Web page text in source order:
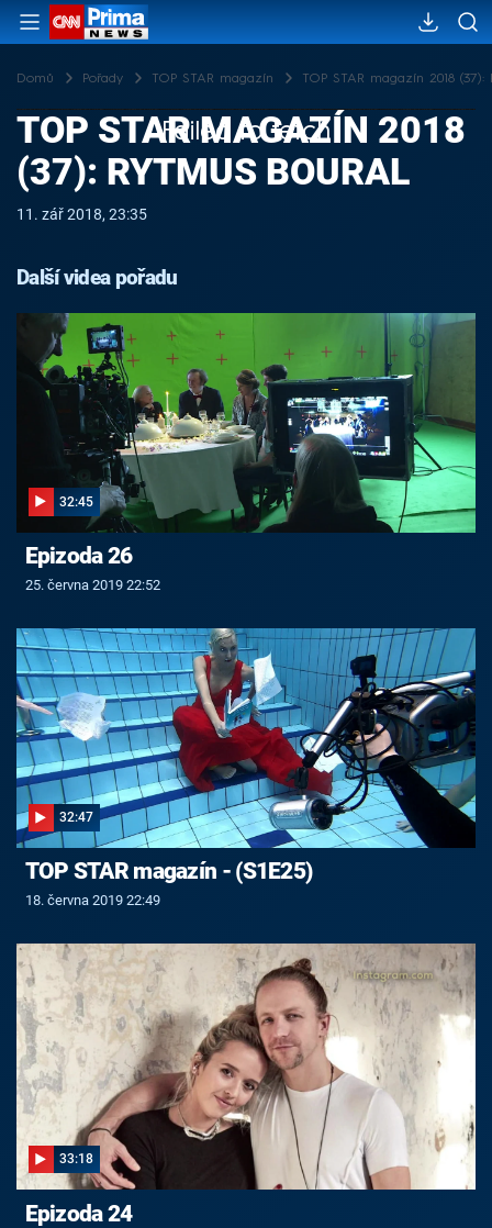
Domů Pořady TOP STAR magazín TOP STAR magazín 2018 (37):
Failed to fetch
TOP STAR MAGAZÍN 2018
(37): RYTMUS BOURAL
11. zář 2018, 23:35
Další videa pořadu
32:45
Epizoda 26
25. června 2019 22:52
32:47
TOP STAR magazín - (S1E25)
18. června 2019 22:49
33:18
Epizoda 24